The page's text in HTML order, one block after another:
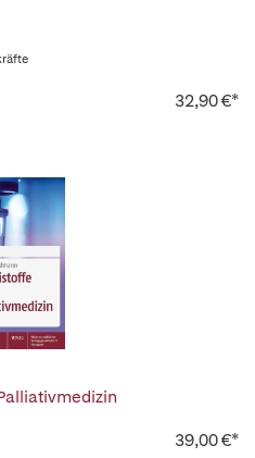
32,90 €*
39,00 €*